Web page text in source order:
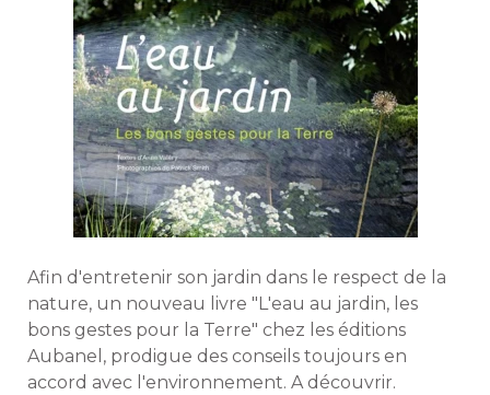
Afin d'entretenir son jardin dans le respect de la
nature, un nouveau livre "L'eau au jardin, les
bons gestes pour la Terre" chez les éditions
Aubanel, prodigue des conseils toujours en
accord avec l'environnement. A découvrir.